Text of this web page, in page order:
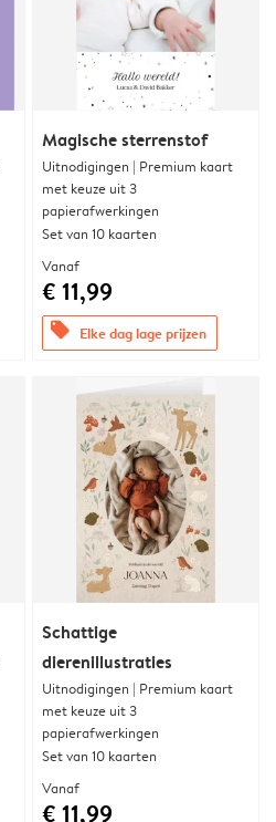
Magische sterrenstof
Uitnodigingen | Premium kaart
met keuze uit 3
papierafwerkingen
Set van 10 kaarten
Vanaf
€ 11,99
offers Elke dag lage prijzen
Schattige
dierenillustraties
Uitnodigingen | Premium kaart
met keuze uit 3
papierafwerkingen
Set van 10 kaarten
Vanaf
€ 11,99